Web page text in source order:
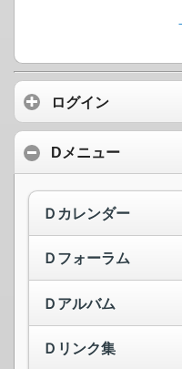
ログイン
Dメニュー
Ｄカレンダー
Ｄフォーラム
Ｄアルバム
Ｄリンク集